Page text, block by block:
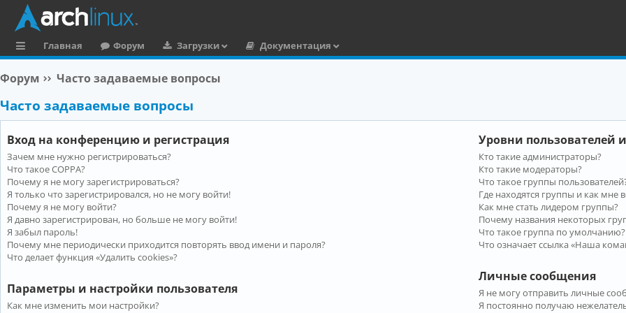
ы
л
Главная Форум Загрузки
Документация
Форум Часто задаваемые вопросы
Часто задаваемые вопросы
Вход на конференцию и регистрация
Зачем мне нужно регистрироваться?
Что такое COPPA?
Почему я не могу зарегистрироваться?
Я только что зарегистрировался, но не могу войти!
Почему я не могу войти?
Я давно зарегистрирован, но больше не могу войти!
Я забыл пароль!
Почему мне периодически приходится повторять ввод имени и пароля?
Что делает функция «Удалить cookies»?
Параметры и настройки пользователя
Как мне изменить мои настройки?
Уровни пользователей
Кто такие администраторы?
Кто такие модераторы?
Что такое группы
Где находятся группы и как мне
Как мне стать лидером группы?
Почему названия некоторых
Что такое группа по умолчанию?
Что означает ссылка «Наша
Личные сообщения
Я не могу отправить личные
Я постоянно получаю